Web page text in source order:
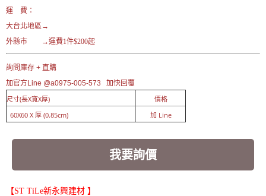
運 費：
大台北地區→
外縣市 →運費1件$200起
詢問庫存 + 直購
加官方Line @a0975-005-573 加快回覆
尺寸(長X寬X厚)
價格
60X60 X 厚 (0.85cm)
加 Line
我要詢價
【ST TiLe新永興建材 】